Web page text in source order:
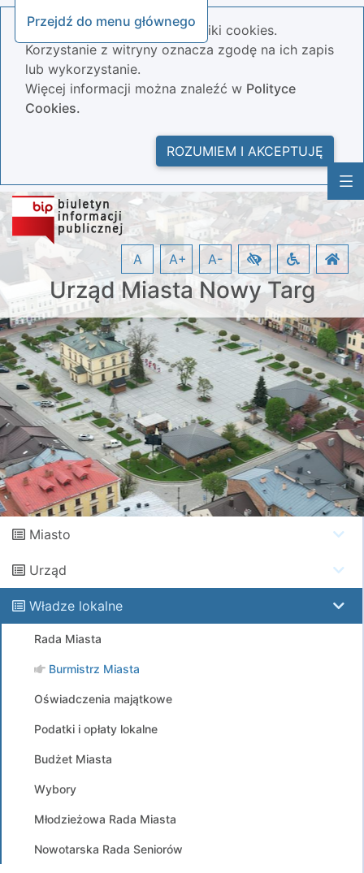
Przejdź do menu głównego
Nasza strona wykorzystuje pliki cookies.
Korzystanie z witryny oznacza zgodę na ich zapis
lub wykorzystanie.
Więcej informacji można znaleźć w Polityce
Cookies.
ROZUMIEM I AKCEPTUJĘ
Urząd Miasta Nowy Targ
A A+ A-
Miasto
Urząd
Władze lokalne
Rada Miasta
Burmistrz Miasta
Oświadczenia majątkowe
Podatki i opłaty lokalne
Budżet Miasta
Wybory
Młodzieżowa Rada Miasta
Nowotarska Rada Seniorów